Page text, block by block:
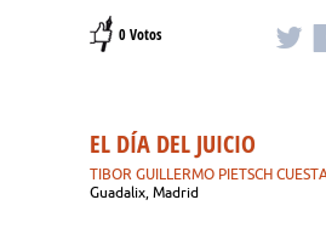
0 Votos
EL DÍA DEL JUICIO
TIBOR GUILLERMO PIETSCH
Guadalix, Madrid